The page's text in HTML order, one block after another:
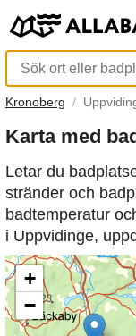
Kronoberg
Karta med
Letar du
stränder och
badtemperatur
i Uppvidinge,
+
−